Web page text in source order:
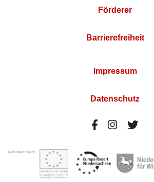
Förderer
Barrierefreiheit
Impressum
Datenschutz